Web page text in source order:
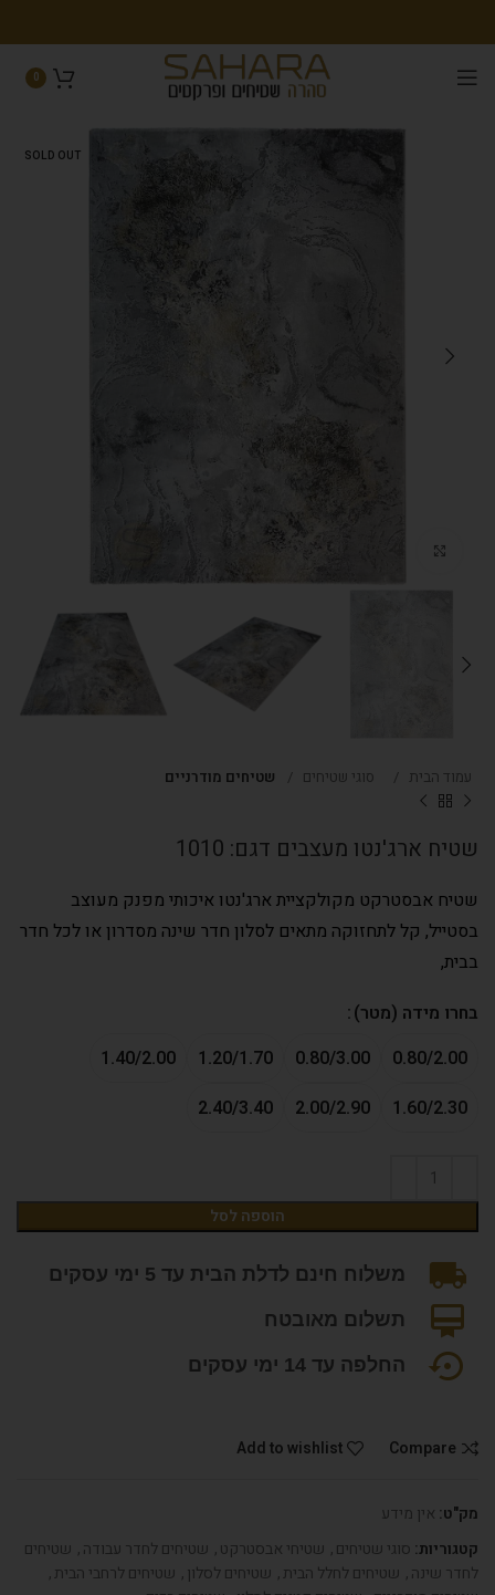
0
SOLD OUT
Click to enlarge
עמוד הבית סוגי שטיחים שטיחים מודרניים
שטיח ארג'נטו מעצבים דגם: 1010
שטיח אבסטרקט מקולקציית ארג'נטו איכותי מפנק מעוצב
בסטייל, קל לתחזוקה מתאים לסלון חדר שינה מסדרון או לכל חדר
בבית,
בחרו מידה (מטר)
0.80/2.00
0.80/3.00
1.20/1.70
1.40/2.00
1.60/2.30
2.00/2.90
2.40/3.40
הוספה לסל
משלוח חינם לדלת הבית עד 5 ימי עסקים
תשלום מאובטח
החלפה עד 14 ימי עסקים
Compare
Add to wishlist
מק"ט: אין מידע
קטגוריות: סוגי שטיחים, שטיחי אבסטרקט, שטיחים לחדר עבודה, שטיחים
לחדר שינה, שטיחים לחלל הבית, שטיחים לסלון, שטיחים לרחבי הבית,